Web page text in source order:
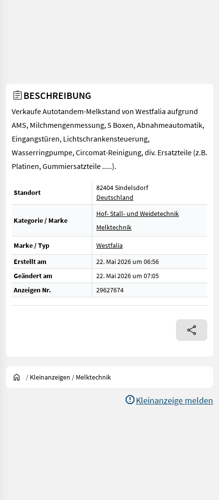
BESCHREIBUNG
Verkaufe Autotandem-Melkstand von Westfalia aufgrund
AMS, Milchmengenmessung, 5 Boxen, Abnahmeautomatik,
Eingangstüren, Lichtschrankensteuerung,
Wasserringpumpe, Circomat-Reinigung, div. Ersatzteile (z.B.
Platinen, Gummiersatzteile .....).
Standort
82404 Sindelsdorf
Deutschland
Kategorie / Marke
Hof- Stall- und Weidetechnik
Melktechnik
Marke / Typ
Westfalia
Erstellt am
22. Mai 2026 um 06:56
Geändert am
22. Mai 2026 um 07:05
Anzeigen Nr.
29627674
/ Kleinanzeigen / Melktechnik
Kleinanzeige melden